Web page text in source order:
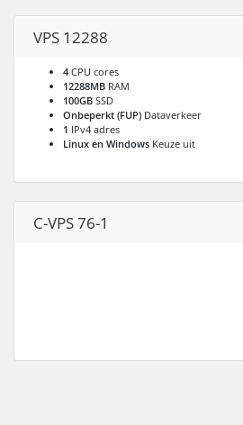
VPS 12288
4 CPU cores
12288MB RAM
100GB SSD
Onbeperkt (FUP) Dataverkeer
1 IPv4 adres
Linux en Windows Keuze uit
C-VPS 76-1